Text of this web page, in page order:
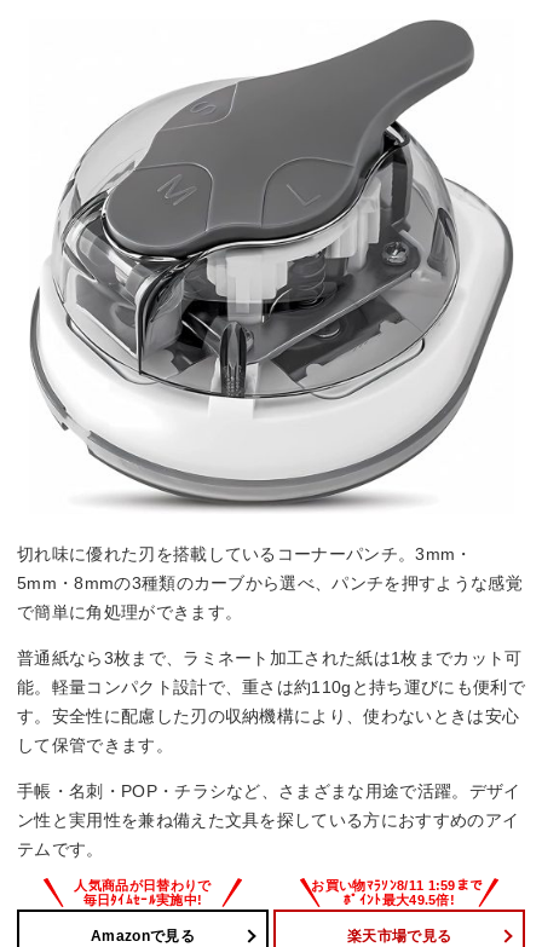
切れ味に優れた刃を搭載しているコーナーパンチ。3mm・
5mm・8mmの3種類のカーブから選べ、パンチを押すような感覚
で簡単に角処理ができます。
普通紙なら3枚まで、ラミネート加工された紙は1枚までカット可
能。軽量コンパクト設計で、重さは約110gと持ち運びにも便利で
す。安全性に配慮した刃の収納機構により、使わないときは安心
して保管できます。
手帳・名刺・POP・チラシなど、さまざまな用途で活躍。デザイ
ン性と実用性を兼ね備えた文具を探している方におすすめのアイ
テムです。
Amazonで見る 楽天市場で見る